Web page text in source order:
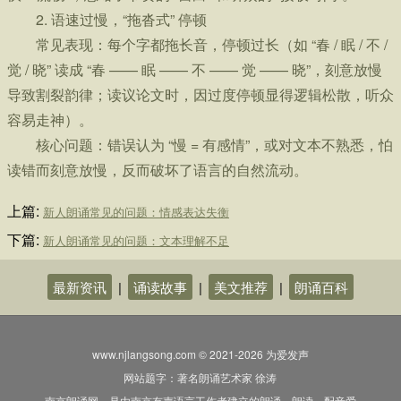
2. 语速过慢，“拖沓式” 停顿
常见表现：每个字都拖长音，停顿过长（如 “春 / 眠 / 不 /
觉 / 晓” 读成 “春 —— 眠 —— 不 —— 觉 —— 晓”，刻意放慢
导致割裂韵律；读议论文时，因过度停顿显得逻辑松散，听众
容易走神）。
核心问题：错误认为 “慢 = 有感情”，或对文本不熟悉，怕
读错而刻意放慢，反而破坏了语言的自然流动。
上篇: 新人朗诵常见的问题：情感表达失衡
下篇: 新人朗诵常见的问题：文本理解不足
最新资讯 | 诵读故事 | 美文推荐 | 朗诵百科
www.njlangsong.com © 2021-2026 为爱发声
网站题字：著名朗诵艺术家 徐涛